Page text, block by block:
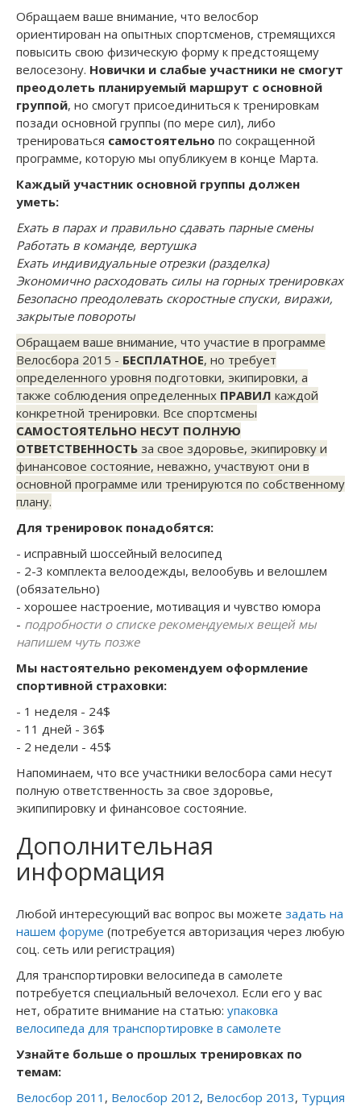
Обращаем ваше внимание, что велосбор
ориентирован на опытных спортсменов, стремящихся
повысить свою физическую форму к предстоящему
велосезону. Новички и слабые участники не смогут
преодолеть планируемый маршрут с основной
группой, но смогут присоединиться к тренировкам
позади основной группы (по мере сил), либо
тренироваться самостоятельно по сокращенной
программе, которую мы опубликуем в конце Марта.
Каждый участник основной группы должен
уметь:
Ехать в парах и правильно сдавать парные смены
Работать в команде, вертушка
Ехать индивидуальные отрезки (разделка)
Экономично расходовать силы на горных тренировках
Безопасно преодолевать скоростные спуски, виражи,
закрытые повороты
Обращаем ваше внимание, что участие в программе
Велосбора 2015 - БЕСПЛАТНОЕ, но требует
определенного уровня подготовки, экипировки, а
также соблюдения определенных ПРАВИЛ каждой
конкретной тренировки. Все спортсмены
САМОСТОЯТЕЛЬНО НЕСУТ ПОЛНУЮ
ОТВЕТСТВЕННОСТЬ за свое здоровье, экипировку и
финансовое состояние, неважно, участвуют они в
основной программе или тренируются по собственному
плану.
Для тренировок понадобятся:
- исправный шоссейный велосипед
- 2-3 комплекта велоодежды, велообувь и велошлем
(обязательно)
- хорошее настроение, мотивация и чувство юмора
- подробности о списке рекомендуемых вещей мы
напишем чуть позже
Мы настоятельно рекомендуем оформление
спортивной страховки:
- 1 неделя - 24$
- 11 дней - 36$
- 2 недели - 45$
Напоминаем, что все участники велосбора сами несут
полную ответственность за свое здоровье,
экипипировку и финансовое состояние.
Дополнительная
информация
Любой интересующий вас вопрос вы можете задать на
нашем форуме (потребуется авторизация через любую
соц. сеть или регистрация)
Для транспортировки велосипеда в самолете
потребуется специальный велочехол. Если его у вас
нет, обратите внимание на статью: упаковка
велосипеда для транспортировке в самолете
Узнайте больше о прошлых тренировках по
темам:
Велосбор 2011 , Велосбор 2012, Велосбор 2013, Турция